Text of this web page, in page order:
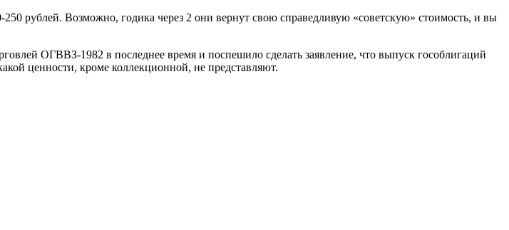
рублей. Возможно, годика через 2 они вернут свою справедливую «советскую» стоимость, и вы
ОГВВЗ-1982 в последнее время и поспешило сделать заявление, что выпуск гособлигаций
ценности, кроме коллекционной, не представляют.